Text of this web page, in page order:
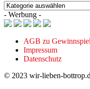
Kategorien
- Werbung -
AGB zu
Impressum
Datenschutz
© 2023 wir-lieben-